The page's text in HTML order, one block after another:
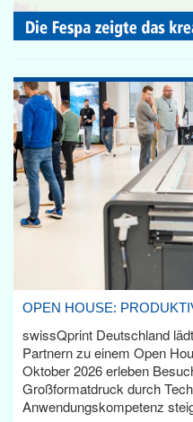
OPEN HOUSE:
swissQprint Deutschland
Partnern zu einem Open
Oktober 2026 erleben
Großformatdruck durch
Anwendungskompetenz